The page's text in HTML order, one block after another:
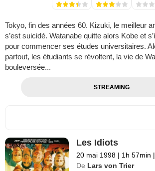
Tokyo, fin des années 60. Kizuki, le meilleur
s’est suicidé. Watanabe quitte alors Kobe et
pour commencer ses études universitaires.
partout, les étudiants se révoltent, la vie de
bouleversée...
STREAMING
Les Idiots
20 mai 1998 | 1h 57min |
De Lars von Trier